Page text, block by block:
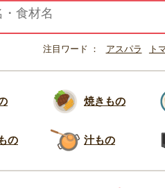
注目ワード アスパラ ト
焼きもの
の 汁もの